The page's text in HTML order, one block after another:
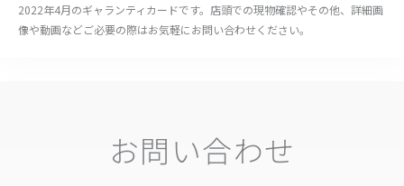
2022年4月のギャランティカードです。店頭での現物確認やその他、詳細画
像や動画などご必要の際はお気軽にお問い合わせください。
お問い合わせ